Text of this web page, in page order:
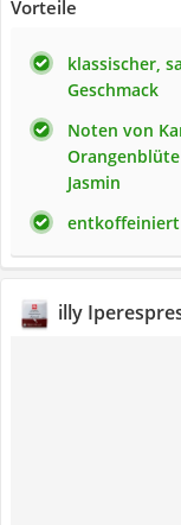
Vorteile
klassischer,
Geschmack
Noten von
Jasmin
entkoffeiniert
illy